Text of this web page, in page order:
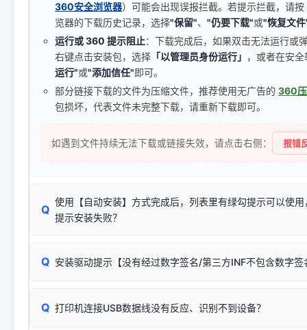
360安全浏览器）可能会出现误报拦截。若提示拦截，请按
览器的下载历史记录，选择"保留"、 "仍要下载"或"恢复文
运行或 360 提示阻止：下载完成后，如果双击无法运行或
右键点击安装包，选择 「以管理员身份运行」 ，或者在安
运行"或"添加信任"即可。
部分链接下载的文件为压缩文件，推荐使用无广告的 360
包损坏，代表文件未完整下载，请重新下载即可。
如遇到文件持续无法下载或链接失效，请点击右侧： 报错
Q
使用【自动安装】方式完成后，列表里有绿勾提示可以使
提示安装失败？
由于本站驱动包集成了32位和64位驱动，自动安装程序在运
✔ 可以使用了
：代表与您当
Q 安装驱动提示【没有经过数字签名/第三方INF不包含数字
往往会弹出此类提示。
Q 打印机连接USB数据线没有反应、识别不到设备？